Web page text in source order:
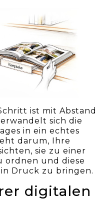
ist mit Abstand
sich die
in ein echtes
darum, Ihre
sie zu einer
ordnen und diese
Druck zu bringen.
digitalen